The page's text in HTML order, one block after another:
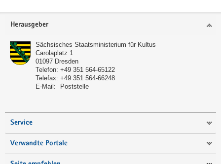
Service
Herausgeber
Sächsisches Staatsministerium für Kultus
Carolaplatz 1
01097 Dresden
Telefon: +49 351 564-65122
Telefax: +49 351 564-66248
E-Mail:
Poststelle
Service
Verwandte Portale